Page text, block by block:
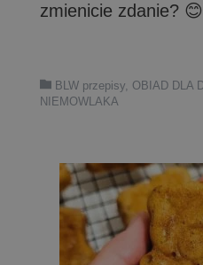
zmienicie zdanie? 😊
BLW przepisy, OBIAD DLA
NIEMOWLAKA